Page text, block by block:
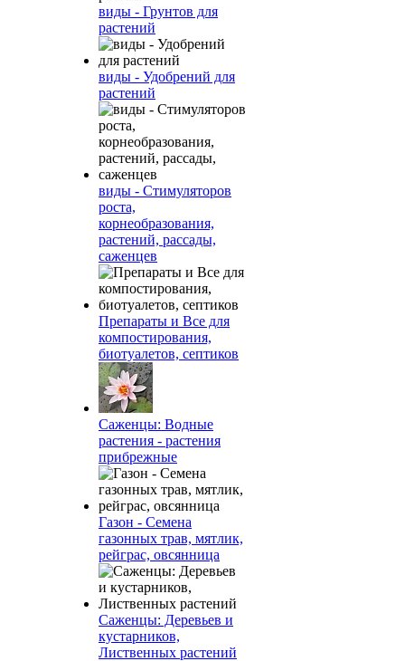
виды - Грунтов для
растений
виды - Удобрений для
растений
виды - Стимуляторов
роста,
корнеобразования,
растений, рассады,
саженцев
Препараты и Все для
компостирования,
биотуалетов, септиков
Саженцы: Водные
растения - растения
прибрежные
Газон - Семена
газонных трав, мятлик,
рейграс, овсянница
Саженцы: Деревьев и
кустарников,
Лиственных растений